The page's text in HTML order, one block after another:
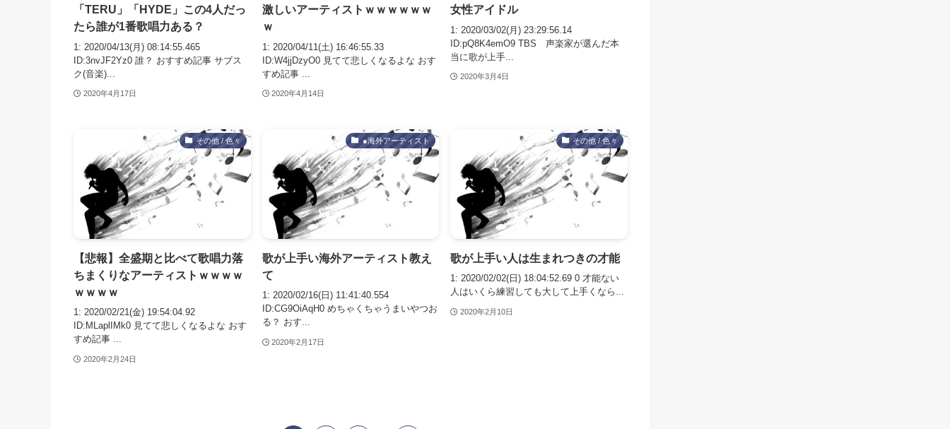
「TERU」「HYDE」この4人だっ
たら誰が1番歌唱力ある？
1: 2020/04/13(月) 08:14:55.465
ID:3nvJF2Yz0 誰？ おすすめ記事 サブス
ク(音楽)...
2020年4月17日
激しいアーティストｗｗｗｗｗｗ
ｗ
1: 2020/04/11(土) 16:46:55.33
ID:W4jjDzyO0 見てて悲しくなるよな おす
すめ記事 ...
2020年4月14日
女性アイドル
1: 2020/03/02(月) 23:29:56.14
ID:pQ8K4emO9 TBS 声楽家が選んだ本
当に歌が上手...
2020年3月4日
その他 / 色々
【悲報】全盛期と比べて歌唱力落
ちまくりなアーティストｗｗｗｗ
ｗｗｗｗ
1: 2020/02/21(金) 19:54:04.92
ID:MLaplIMk0 見てて悲しくなるよな おす
すめ記事 ...
2020年2月24日
●海外アーティスト
歌が上手い海外アーティスト教え
て
1: 2020/02/16(日) 11:41:40.554
ID:CG9OiAqH0 めちゃくちゃうまいやつお
る？ おす...
2020年2月17日
その他 / 色々
歌が上手い人は生まれつきの才能
1: 2020/02/02(日) 18:04:52.69 0 才能ない
人はいくら練習しても大して上手くなら...
2020年2月10日